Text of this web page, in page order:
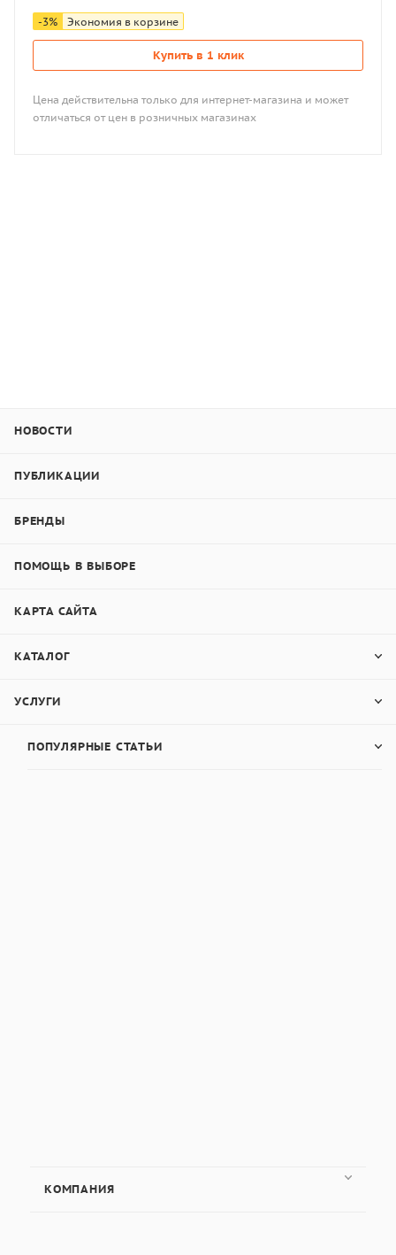
-3% Экономия в корзине
Купить в 1 клик
Цена действительна только для интернет-магазина и может
отличаться от цен в розничных магазинах
НОВОСТИ
ПУБЛИКАЦИИ
БРЕНДЫ
ПОМОЩЬ В ВЫБОРЕ
КАРТА САЙТА
КАТАЛОГ
УСЛУГИ
ПОПУЛЯРНЫЕ СТАТЬИ
КОМПАНИЯ